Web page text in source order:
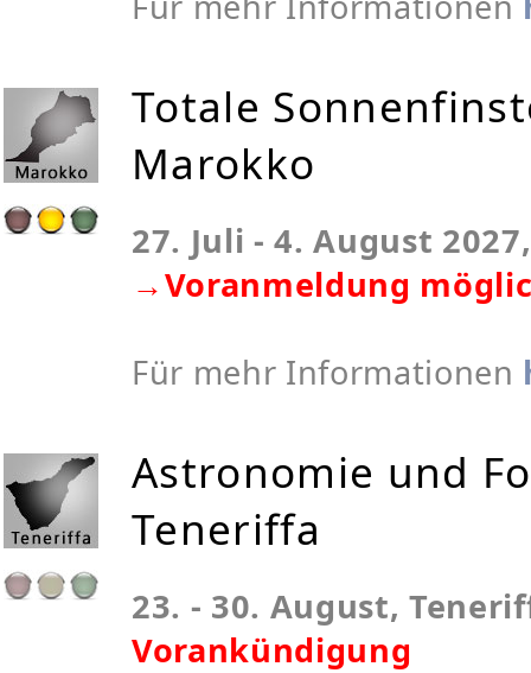
Totale
Marokko
27. Juli - 4. August
→Voranmeldung
Für mehr Informationen
Astronomie und
Teneriffa
23. - 30. August,
Vorankündigung